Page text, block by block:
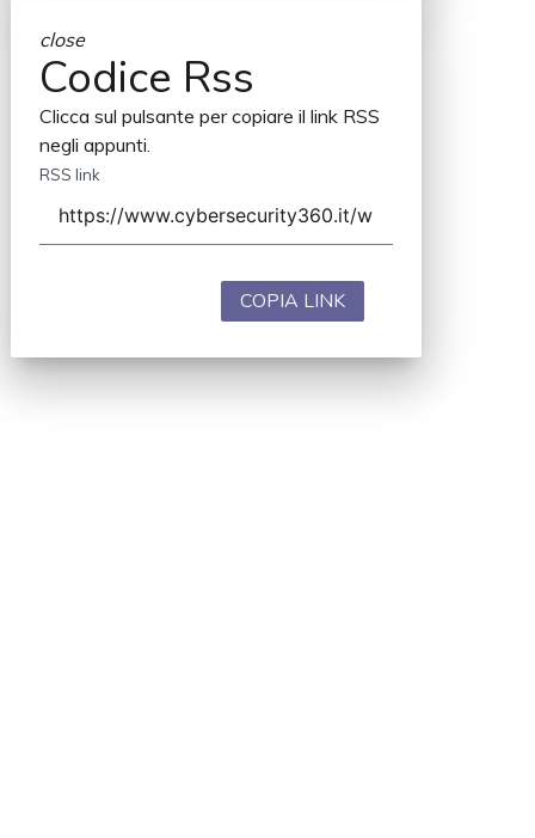
close
Codice Rss
Clicca sul pulsante per copiare il link RSS
negli appunti.
RSS link
COPIA LINK